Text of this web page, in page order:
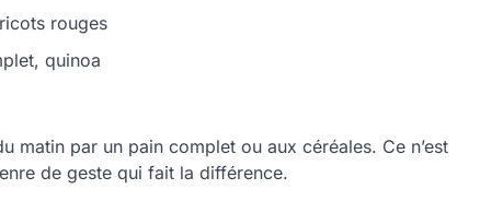
rouges
quinoa
matin par un pain complet ou aux céréales. Ce n’est
de geste qui fait la différence.